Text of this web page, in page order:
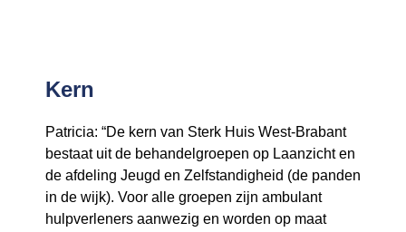
Kern
Patricia: “De kern van Sterk Huis West-Brabant
bestaat uit de behandelgroepen op Laanzicht en
de afdeling Jeugd en Zelfstandigheid (de panden
in de wijk). Voor alle groepen zijn ambulant
hulpverleners aanwezig en worden op maat